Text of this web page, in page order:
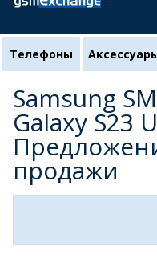
Телефоны
Samsung
Galaxy S23
продажи